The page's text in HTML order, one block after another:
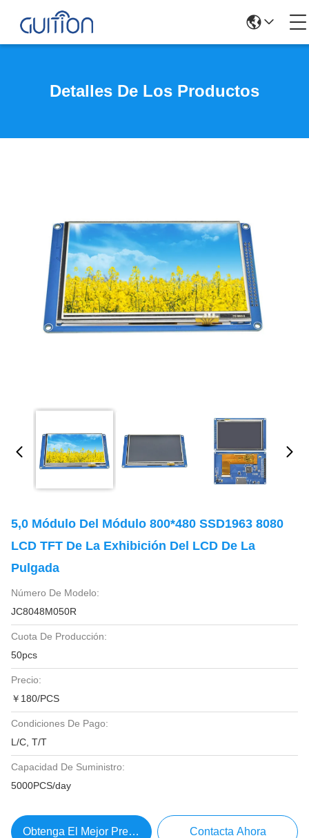
Detalles De Los Productos
5,0 Módulo Del Módulo 800*480 SSD1963 8080
LCD TFT De La Exhibición Del LCD De La
Pulgada
Número De Modelo:
JC8048M050R
Cuota De Producción:
50pcs
Precio:
￥180/PCS
Condiciones De Pago:
L/C, T/T
Capacidad De Suministro:
5000PCS/day
Obtenga El Mejor Precio Contacta Ahora